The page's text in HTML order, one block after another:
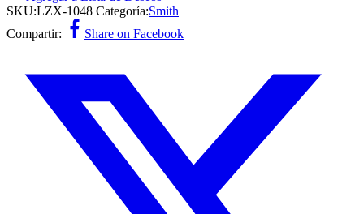
SKU:LZX-1048 Categoría:Smith
Compartir:
Share on Facebook